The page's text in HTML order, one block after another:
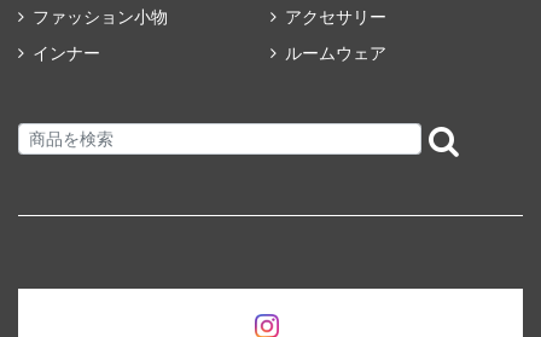
ファッション小物
アクセサリー
インナー
ルームウェア